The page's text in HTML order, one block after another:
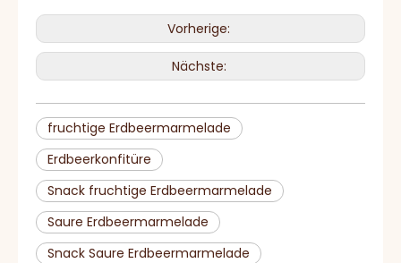
Vorherige:
Nächste:
fruchtige Erdbeermarmelade
Erdbeerkonfitüre
Snack fruchtige Erdbeermarmelade
Saure Erdbeermarmelade
Snack Saure Erdbeermarmelade